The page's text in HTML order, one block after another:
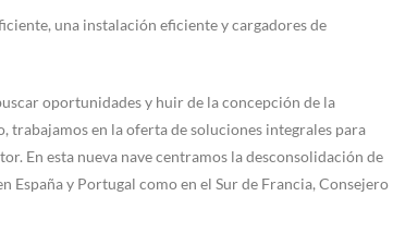
una instalación eficiente y cargadores de
oportunidades y huir de la concepción de la
trabajamos en la oferta de soluciones integrales para
En esta nueva nave centramos la desconsolidación de
y Portugal como en el Sur de Francia, Consejero